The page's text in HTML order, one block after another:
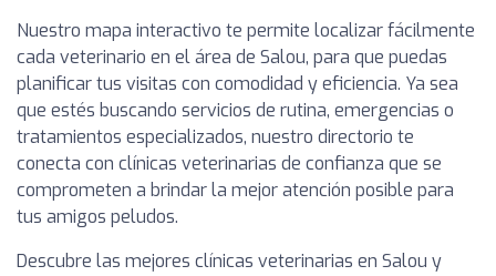
Nuestro mapa interactivo te permite localizar fácilmente
cada veterinario en el área de Salou, para que puedas
planificar tus visitas con comodidad y eficiencia. Ya sea
que estés buscando servicios de rutina, emergencias o
tratamientos especializados, nuestro directorio te
conecta con clínicas veterinarias de confianza que se
comprometen a brindar la mejor atención posible para
tus amigos peludos.
Descubre las mejores clínicas veterinarias en Salou y